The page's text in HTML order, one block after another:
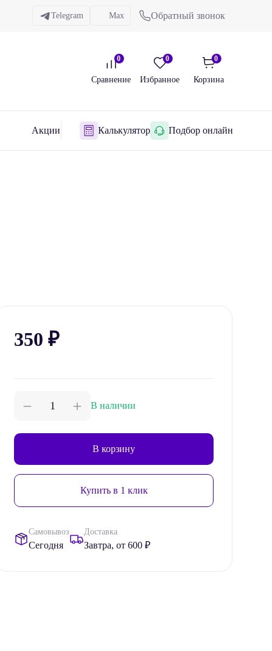
Telegram Max Обратный звонок
0
Сравнение
0
Избранное
0
Корзина
Акции Калькулятор Подбор онлайн
350₽
В наличии
В корзину
Купить в 1 клик
Самовывоз
Сегодня
Доставка
Завтра, от 600 ₽